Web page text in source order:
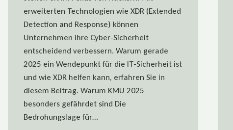
erweiterten Technologien wie XDR (Extended
Detection and Response) können
Unternehmen ihre Cyber-Sicherheit
entscheidend verbessern. Warum gerade
2025 ein Wendepunkt für die IT-Sicherheit ist
und wie XDR helfen kann, erfahren Sie in
diesem Beitrag. Warum KMU 2025
besonders gefährdet sind Die
Bedrohungslage für…